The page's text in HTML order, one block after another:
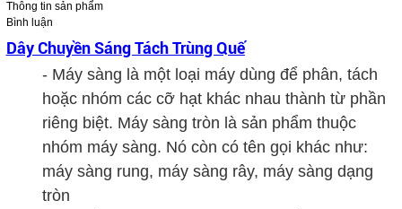
Thông tin sản phẩm
Bình luận
Dây Chuyền Sáng Tách Trùng Quế
- Máy sàng là một loại máy dùng để phân, tách
hoặc nhóm các cỡ hạt khác nhau thành từ phần
riêng biệt. Máy sàng tròn là sản phẩm thuộc
nhóm máy sàng. Nó còn có tên gọi khác như:
máy sàng rung, máy sàng rây, máy sàng dạng
tròn